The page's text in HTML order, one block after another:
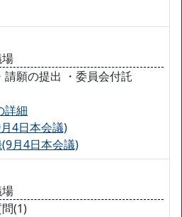
請願の提出 ・委員会付託
詳細
4日本会議)
月4日本会議)
問(1)